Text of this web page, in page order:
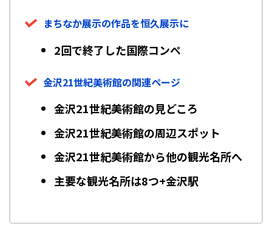
まちなか展示の作品を恒久展示に
2回で終了した国際コンペ
金沢21世紀美術館の関連ページ
金沢21世紀美術館の見どころ
金沢21世紀美術館の周辺スポット
金沢21世紀美術館から他の観光名所へ
主要な観光名所は8つ+金沢駅